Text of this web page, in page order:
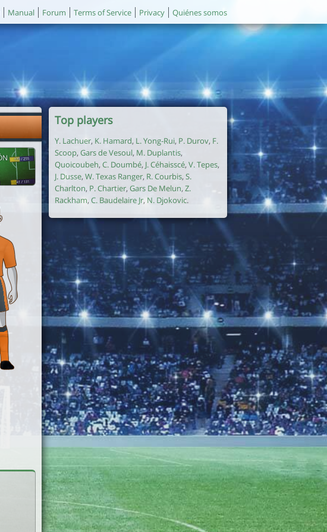
Manual Forum Terms of Service Privacy Quiénes somos
Top players
Y. Lachuer, K. Hamard, L. Yong-Rui, P. Durov, F.
Scoop, Gars de Vesoul, M. Duplantis,
Quoicoubeh, C. Doumbé, J. Céhaisscé, V. Tepes,
J. Dusse, W. Texas Ranger, R. Courbis, S.
Charlton, P. Chartier, Gars De Melun, Z.
Rackham, C. Baudelaire Jr, N. Djokovic.